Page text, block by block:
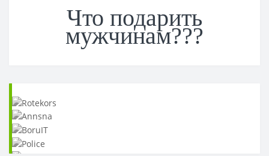
Что подарить
мужчинам???